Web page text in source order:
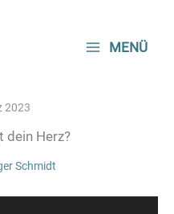
MENÜ
2023
dein Herz?
Schmidt